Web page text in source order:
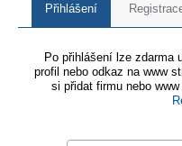
Přihlášení
Po přihlášení lze zdarma
profil nebo odkaz na www
si přidat firmu nebo